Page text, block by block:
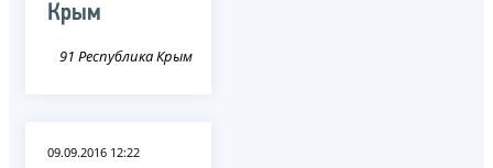
Крым
91 Республика Крым
09.09.2016 12:22